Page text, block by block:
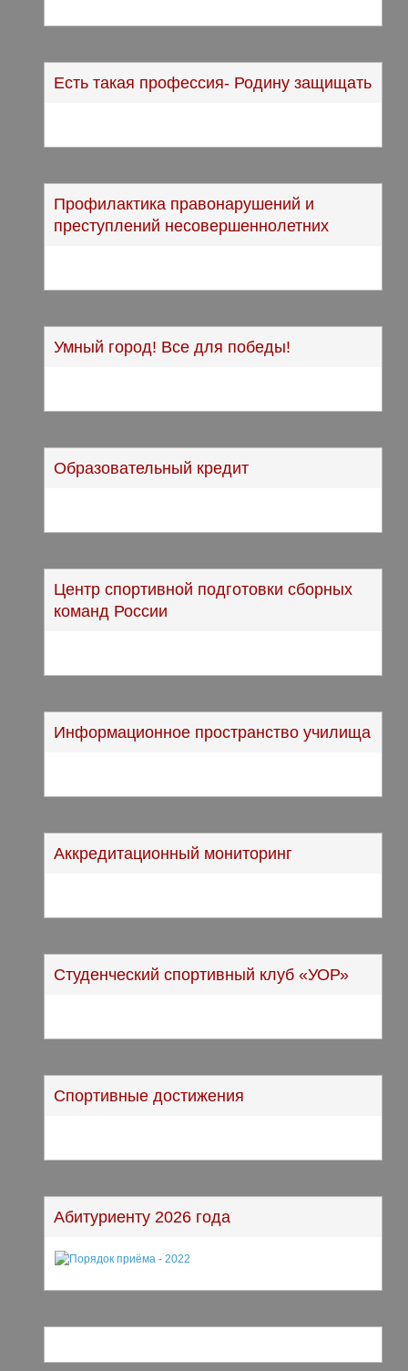
Есть такая профессия- Родину защищать
Профилактика правонарушений и
преступлений несовершеннолетних
Умный город! Все для победы!
Образовательный кредит
Центр спортивной подготовки сборных
команд России
Информационное пространство училища
Аккредитационный мониторинг
Студенческий спортивный клуб «УОР»
Спортивные достижения
Абитуриенту 2026 года